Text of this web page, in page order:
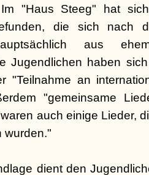
"Haus Steeg" hat
die sich nach
aus
Jugendlichen haben
"Teilnahme an
"gemeinsame
auch einige Lieder,
wurden."
dient den